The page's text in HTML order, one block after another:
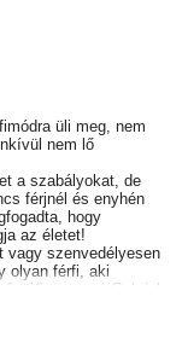
üli meg, nem
nem lő
a szabályokat, de
férjnél és enyhén
hogy
az életet!
vagy szenvedélyesen
olyan férfi, aki
vonzó Gabriel
a híre, mint amilyen